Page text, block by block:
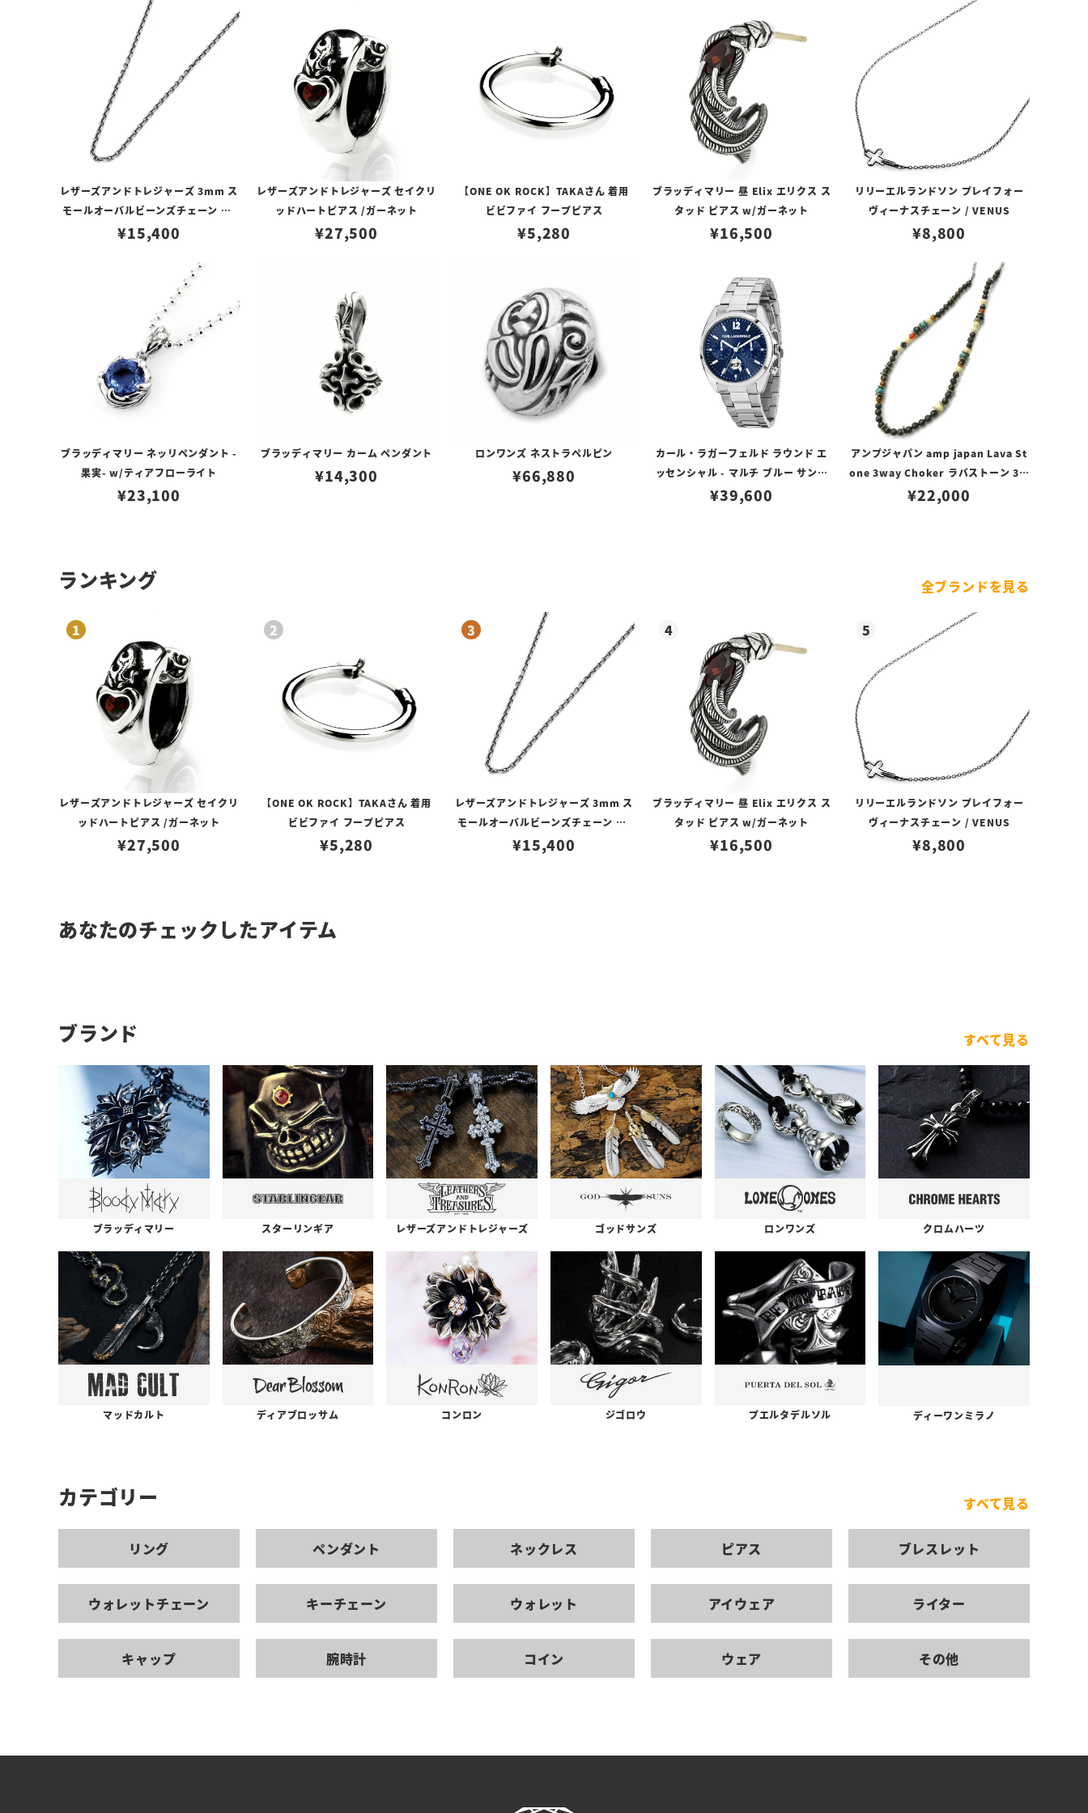
レザーズアンドトレジャーズ 3mm ス
モールオーバルビーンズチェーン w/
ロブスタークラスプ＆LTロゴプレート
¥15,400
レザーズアンドトレジャーズ セイクリ
ッドハートピアス /ガーネット
¥27,500
【ONE OK ROCK】TAKAさん 着用
ビビファイ フープピアス
¥5,280
ブラッディマリー 昼 Elix エリクス ス
タッド ピアス w/ガーネット
¥16,500
リリーエルランドソン プレイフォー
ヴィーナスチェーン / VENUS
¥8,800
ブラッディマリー ネッリペンダント -
果実- w/ティアフローライト
¥23,100
ブラッディマリー カーム ペンダント
¥14,300
ロンワンズ ネストラペルピン
¥66,880
カール・ラガーフェルド ラウンド エ
ッセンシャル - マルチ ブルー サンレ
イ アイコン ダイヤル シルバー
¥39,600
アンプジャパン amp japan Lava St
one 3way Choker ラバストーン 3W
AYチョーカー
¥22,000
ランキング 全ブランドを見る
レザーズアンドトレジャーズ セイクリ
ッドハートピアス /ガーネット
¥27,500
【ONE OK ROCK】TAKAさん 着用
ビビファイ フープピアス
¥5,280
レザーズアンドトレジャーズ 3mm ス
モールオーバルビーンズチェーン w/
ロブスタークラスプ＆LTロゴプレート
¥15,400
ブラッディマリー 昼 Elix エリクス ス
タッド ピアス w/ガーネット
¥16,500
リリーエルランドソン プレイフォー
ヴィーナスチェーン / VENUS
¥8,800
あなたのチェックしたアイテム
ブランド すべて見る
ブラッディマリー スターリンギア レザーズアンドトレジャーズ ゴッドサンズ ロンワンズ クロムハーツ
マッドカルト ディアブロッサム コンロン ジゴロウ プエルタデルソル ディーワンミラノ
カテゴリー すべて見る
リング ペンダント ネックレス ピアス ブレスレット
ウォレットチェーン キーチェーン ウォレット アイウェア ライター
キャップ 腕時計 コイン ウェア その他